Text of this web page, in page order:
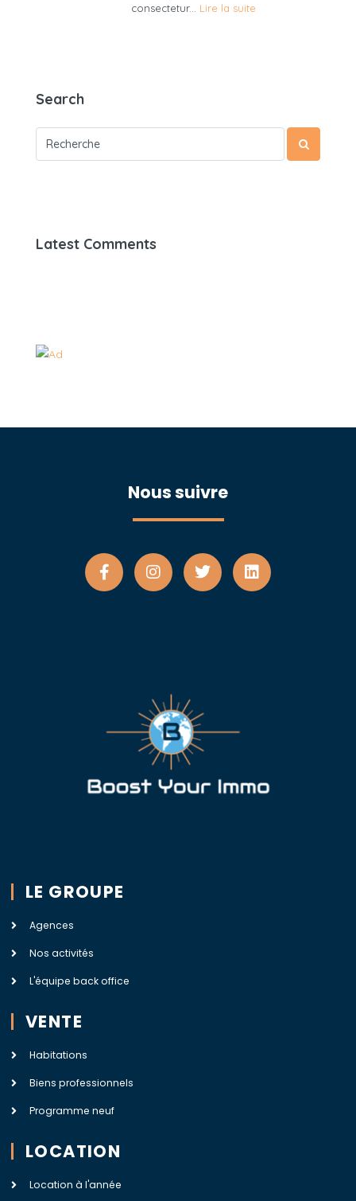
consectetur... Lire la suite
Search
Latest Comments
Nous suivre
LE GROUPE
Agences
Nos activités
L'équipe back office
VENTE
Habitations
Biens professionnels
Programme neuf
LOCATION
Location à l'année